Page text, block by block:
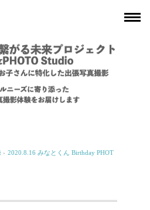
› 2020.8.16 みなとくん Birthday PHOT